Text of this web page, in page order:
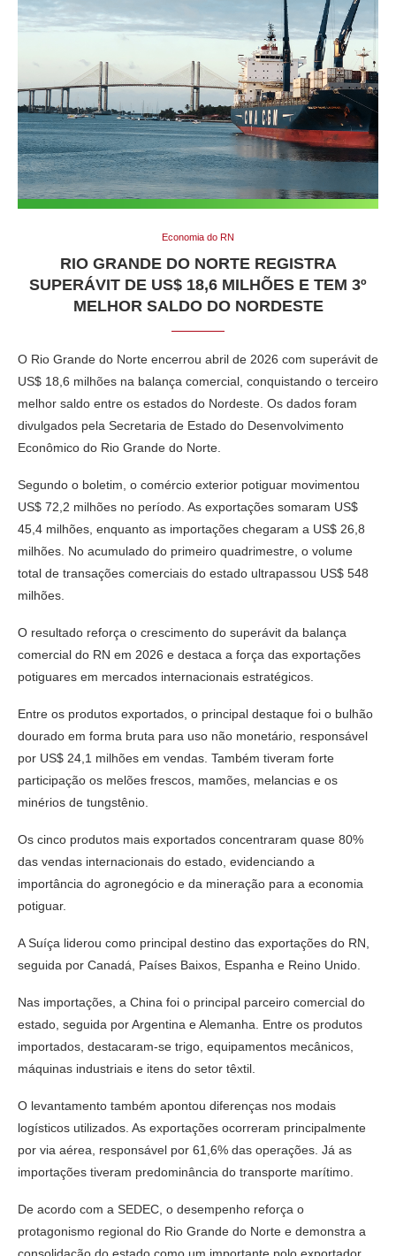
Economia do RN
RIO GRANDE DO NORTE REGISTRA
SUPERÁVIT DE US$ 18,6 MILHÕES E TEM 3º
MELHOR SALDO DO NORDESTE
O Rio Grande do Norte encerrou abril de 2026 com superávit de
US$ 18,6 milhões na balança comercial, conquistando o terceiro
melhor saldo entre os estados do Nordeste. Os dados foram
divulgados pela Secretaria de Estado do Desenvolvimento
Econômico do Rio Grande do Norte
Segundo o boletim, o comércio exterior potiguar movimentou
US$ 72,2 milhões no período. As exportações somaram US$
45,4 milhões, enquanto as importações chegaram a US$ 26,8
milhões. No acumulado do primeiro quadrimestre, o volume
total de transações comerciais do estado ultrapassou US$ 548
milhões.
O resultado reforça o crescimento do superávit da balança
comercial do RN em 2026 e destaca a força das exportações
potiguares em mercados internacionais estratégicos.
Entre os produtos exportados, o principal destaque foi o bulhão
dourado em forma bruta para uso não monetário, responsável
por US$ 24,1 milhões em vendas. Também tiveram forte
participação os melões frescos, mamões, melancias e os
minérios de tungstênio.
Os cinco produtos mais exportados concentraram quase 80%
das vendas internacionais do estado, evidenciando a
importância do agronegócio e da mineração para a economia
potiguar.
ASuíça liderou como principal destino das exportações do RN,
seguida por Canadá Países Baixos Espanha e Reino Unido
Nas importações, a China foi o principal parceiro comercial do
estado, seguida porArgentina eAlemanha . Entre os produtos
importados, destacaram-se trigo, equipamentos mecânicos,
máquinas industriais e itens do setor têxtil.
O levantamento também apontou diferenças nos modais
logísticos utilizados. As exportações ocorreram principalmente
por via aérea, responsável por 61,6% das operações. Já as
importações tiveram predominância do transporte marítimo.
De acordo com a SEDEC, o desempenho reforça o
protagonismo regional do Rio Grande do Norte e demonstra a